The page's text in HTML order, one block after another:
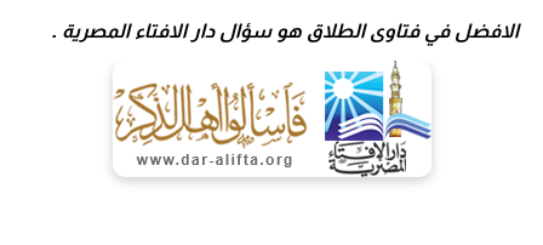
الافضل في فتاوى الطلاق هو سؤال دار الافتاء المصرية .